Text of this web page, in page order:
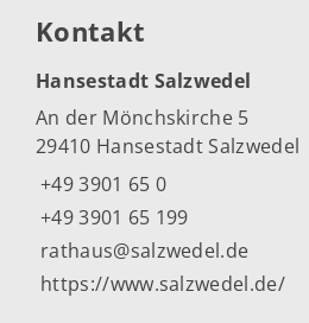
Kontakt
Hansestadt Salzwedel
An der Mönchskirche 5
29410 Hansestadt Salzwedel
+49 3901 65 0
+49 3901 65 199
rathaus@salzwedel.de
https://www.salzwedel.de/